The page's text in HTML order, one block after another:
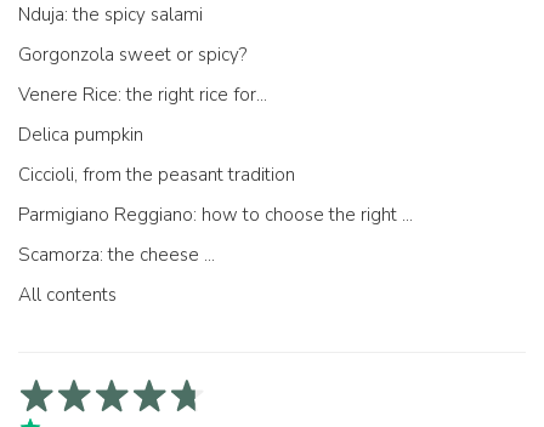
Nduja: the spicy salami
Gorgonzola sweet or spicy?
Venere Rice: the right rice for...
Delica pumpkin
Ciccioli, from the peasant tradition
Parmigiano Reggiano: how to choose the right one
Scamorza: the cheese ...
All contents